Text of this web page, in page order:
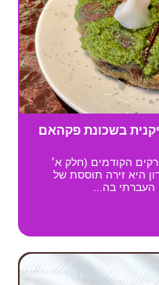
בשכונת פקהאם
הקודמים (חלק א׳
היא זירה תוססת של
העברתי בה...